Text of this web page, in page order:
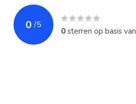
Levensduur:
Norm
0 /5
0sterren op basis van